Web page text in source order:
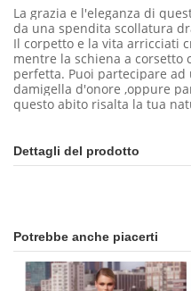
La grazia e l'eleganza di
da una spendita scollatura
Il corpetto e la vita arricciati
mentre la schiena a corsetto
perfetta. Puoi partecipare
damigella d'onore ,oppure
questo abito risalta la tua
Dettagli del prodotto
Potrebbe anche piacerti